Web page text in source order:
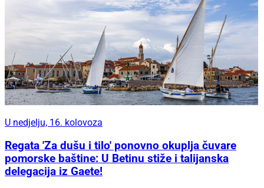
U nedjelju, 16. kolovoza
Regata 'Za dušu i tilo' ponovno okuplja čuvare
pomorske baštine: U Betinu stiže i talijanska
delegacija iz Gaete!